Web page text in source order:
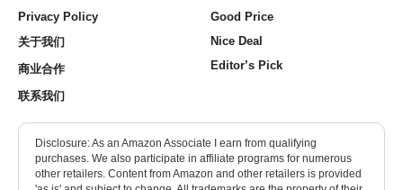
Privacy Policy
关于我们
商业合作
联系我们
Good Price
Nice Deal
Editor’s Pick
Disclosure: As an Amazon Associate I earn from qualifying
purchases. We also participate in affiliate programs for numerous
other retailers. Content from Amazon and other retailers is provided